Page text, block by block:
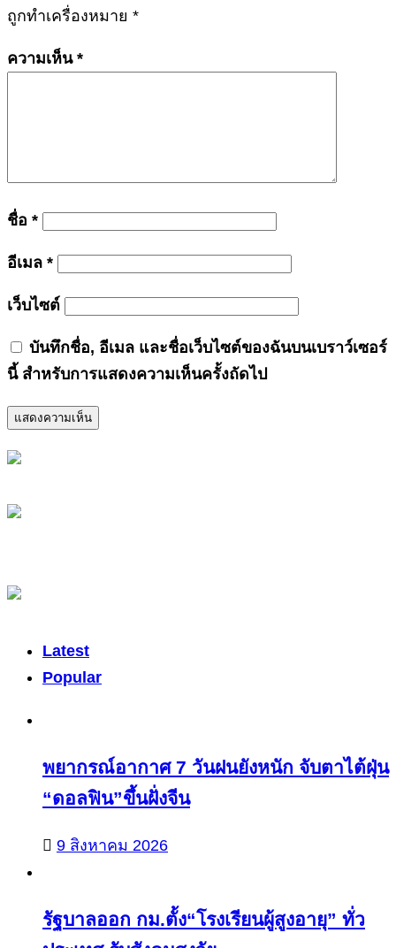
ถูกทำเครื่องหมาย *
ความเห็น *
ชื่อ *
อีเมล *
เว็บไซต์
บันทึกชื่อ, อีเมล และชื่อเว็บไซต์ของฉันบนเบราว์เซอร์
นี้ สำหรับการแสดงความเห็นครั้งถัดไป
Latest
Popular
พยากรณ์อากาศ 7 วันฝนยังหนัก จับตาไต้ฝุ่น
“ดอลฟิน”ขึ้นฝั่งจีน
9 สิงหาคม 2026
รัฐบาลออก กม.ตั้ง“โรงเรียนผู้สูงอายุ” ทั่ว